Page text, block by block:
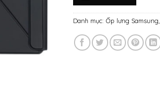
Danh mục: Ốp lưng Samsung,